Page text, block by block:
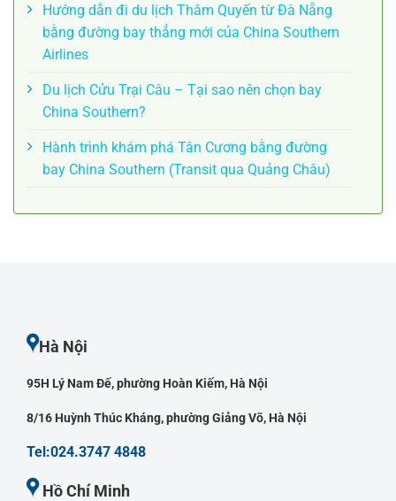
Hướng dẫn đi du lịch Thâm Quyến từ Đà Nẵng
bằng đường bay thẳng mới của China Southern
Airlines
Du lịch Cửu Trại Câu – Tại sao nên chọn bay
China Southern?
Hành trình khám phá Tân Cương bằng đường
bay China Southern (Transit qua Quảng Châu)
Hà Nội
95H Lý Nam Đế, phường Hoàn Kiếm, Hà Nội
8/16 Huỳnh Thúc Kháng, phường Giảng Võ, Hà Nội
Tel:024.3747 4848
Hồ Chí Minh